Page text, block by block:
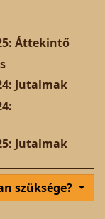
Áttekintő
Jutalmak
Jutalmak
szüksége?